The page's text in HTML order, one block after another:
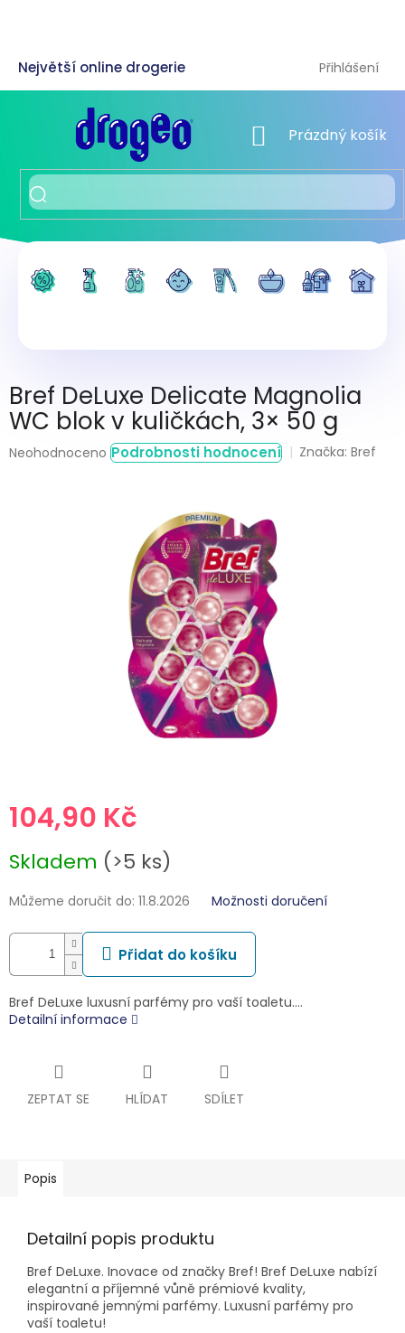
Přihlášení
NÁKUPNÍ KOŠÍK
Prázdný košík
Bref DeLuxe Delicate Magnolia
WC blok v kuličkách, 3× 50 g
Průměrné
Neohodnoceno Podrobnosti hodnocení Značka:Bref
104,90 Kč
cena:
Skladem (>5 ks)
Můžeme doručit do: 11.8.2026 Možnosti doručení
Přidat do košíku
Bref DeLuxe luxusní parfémy pro vaší toaletu.…
Detailní informace
ZEPTAT SE HLÍDAT SDÍLET
Popis
Detailní popis produktu
Bref DeLuxe. Inovace od značky Bref! Bref DeLuxe nabízí
elegantní a příjemné vůně prémiové kvality,
inspirované jemnými parfémy. Luxusní parfémy pro
vaší toaletu!